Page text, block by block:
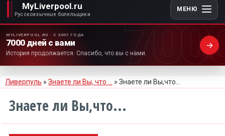
MyLiverpool.ru
Русскоязычные болельщики
МЕНЮ
MYLIVERPOOL.RU · С 2007 ГОДА
7000 дней с вами
История продолжается. Спасибо, что вы с нами.
Ливерпуль » Знаете ли Вы, что ... » Знаете ли Вы,что...
Знаете ли Вы,что...